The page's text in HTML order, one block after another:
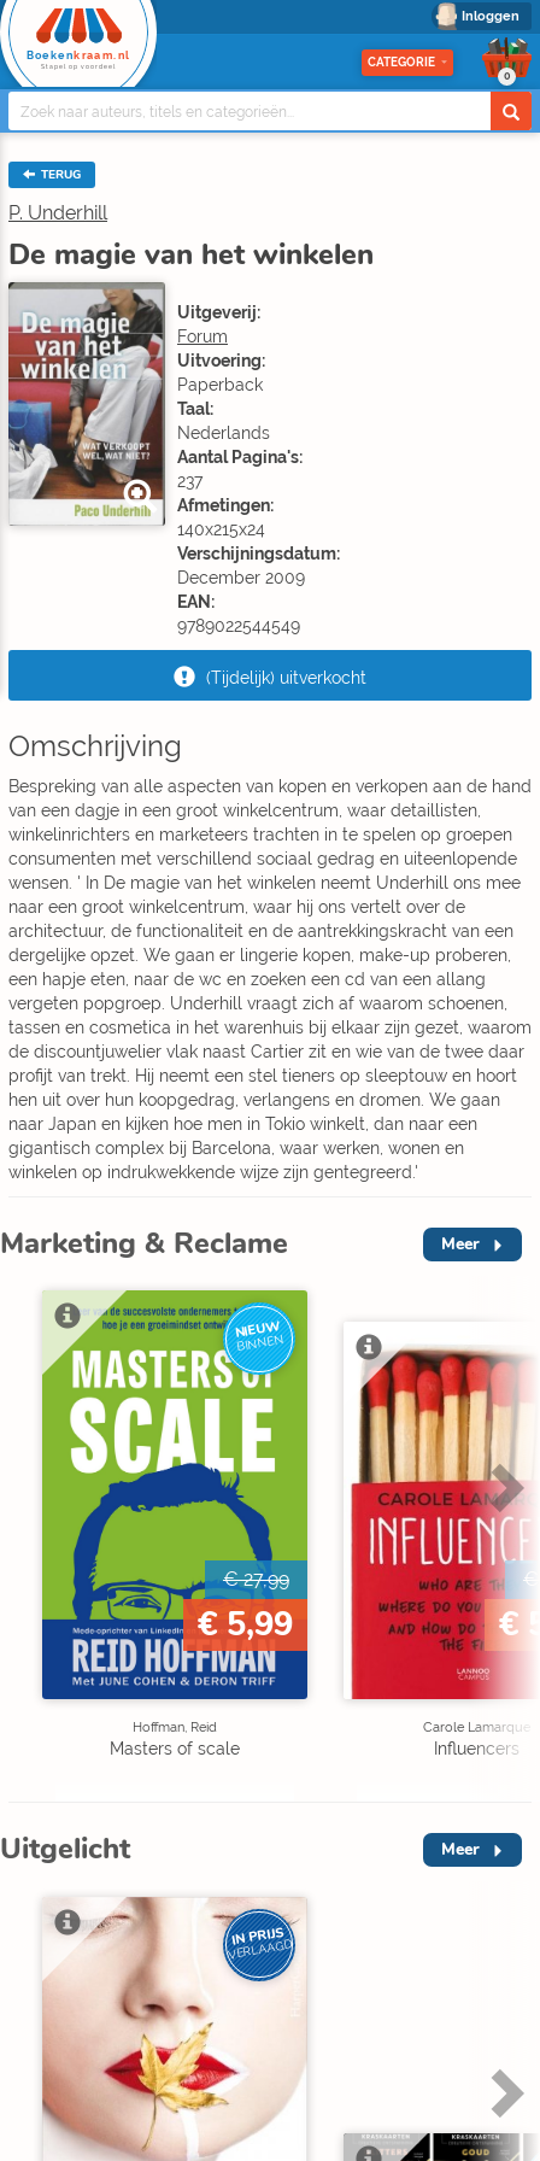
Inloggen
Boeken kraam.nl
Stapel op voordeel CATEGORIE
0
TERUG
P. Underhill
De magie van het winkelen
Uitgeverij:
Forum
Uitvoering:
Paperback
Taal:
Nederlands
Aantal Pagina's:
237
Afmetingen:
140x215x24
Verschijningsdatum:
December 2009
EAN:
9789022544549
(Tijdelijk) uitverkocht
Omschrijving
Bespreking van alle aspecten van kopen en verkopen aan de hand
van een dagje in een groot winkelcentrum, waar detaillisten,
winkelinrichters en marketeers trachten in te spelen op groepen
consumenten met verschillend sociaal gedrag en uiteenlopende
wensen. ' In De magie van het winkelen neemt Underhill ons mee
naar een groot winkelcentrum, waar hij ons vertelt over de
architectuur, de functionaliteit en de aantrekkingskracht van een
dergelijke opzet. We gaan er lingerie kopen, make-up proberen,
een hapje eten, naar de wc en zoeken een cd van een allang
vergeten popgroep. Underhill vraagt zich af waarom schoenen,
tassen en cosmetica in het warenhuis bij elkaar zijn gezet, waarom
de discountjuwelier vlak naast Cartier zit en wie van de twee daar
profijt van trekt. Hij neemt een stel tieners op sleeptouw en hoort
hen uit over hun koopgedrag, verlangens en dromen. We gaan
naar Japan en kijken hoe men in Tokio winkelt, dan naar een
gigantisch complex bij Barcelona, waar werken, wonen en
winkelen op indrukwekkende wijze zijn gentegreerd.'
Marketing & Reclame Meer
NIEUW
BINNEN
€ 27,99
€ 5,99
Hoffman, Reid
Masters of scale
€
€
Carole Lamarque
Influencers
Uitgelicht Meer
IN PRIJS
VERLAAGD